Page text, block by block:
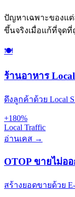
ปัญหาเฉพาะของแ
ขึ้นจริงเมื่อแก้ที่จุดที่
🍽️
ร้านอาหาร
ดึงลูกค้าด้วย Local
+180%
Local Traffic
อ่านเคส →
OTOP ขายไม่อ
สร้างยอดขายด้วย E-